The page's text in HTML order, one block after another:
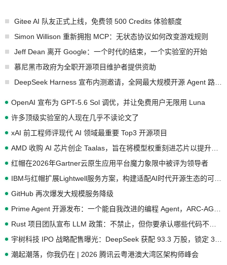
Gitee AI 队友正式上线，免费领 500 Credits 体验额度
Simon Willison 重新拥抱 MCP：无状态协议如何改变游戏规则
Jeff Dean 离开 Google：一个时代的结束，一个实验室的开始
慕尼黑市政府为全职开源项目维护者提供资助
OpenAI 宣布为 GPT-5.6 Sol 调优，并让免费用户无限用 Luna
许多顶级实验室的人现在几乎不读论文了
xAI 前工程师评现代 AI 领域最重要 Top3 开源项目
红帽在2026年Gartner云原生应用平台魔力象限中被评为领导者
GitHub 再次爆发大规模服务降级
潮起潮落，你我仍在 | 2026 腾讯云粤港澳大湾区架构师峰会